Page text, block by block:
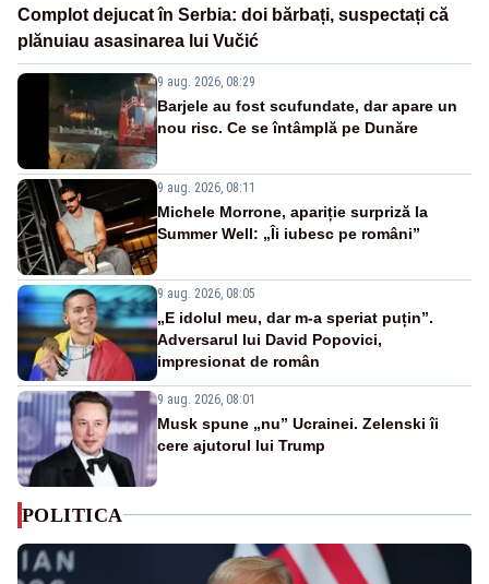
Complot dejucat în Serbia: doi bărbați, suspectați că
plănuiau asasinarea lui Vučić
9 aug. 2026, 08:29
Barjele au fost scufundate, dar apare un
nou risc. Ce se întâmplă pe Dunăre
9 aug. 2026, 08:11
Michele Morrone, apariție surpriză la
Summer Well: „Îi iubesc pe români”
9 aug. 2026, 08:05
„E idolul meu, dar m-a speriat puțin”.
Adversarul lui David Popovici,
impresionat de român
9 aug. 2026, 08:01
Musk spune „nu” Ucrainei. Zelenski îi
cere ajutorul lui Trump
POLITICA